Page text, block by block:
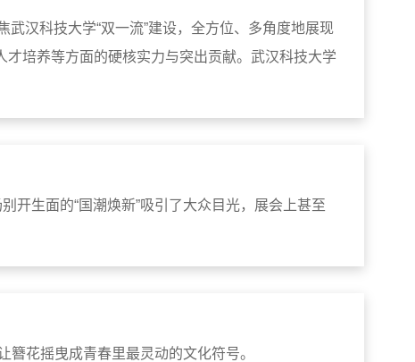
汉科技大学“双一流”建设，全方位、多角度地展现
培养等方面的硬核实力与突出贡献。武汉科技大学
开生面的“国潮焕新”吸引了大众目光，展会上甚至
花摇曳成青春里最灵动的文化符号。